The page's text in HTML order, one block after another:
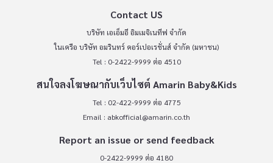
Contact US
บริษัท เอเอ็มอี อิมเมจิเนทีฟ จำกัด
ในเครือ บริษัท อมรินทร์ คอร์เปอเรชั่นส์ จำกัด (มหาชน)
Tel : 0-2422-9999 ต่อ 4510
สนใจลงโฆษณากับเว็บไซต์ Amarin Baby&Kids
Tel : 02-422-9999 ต่อ 4775
Email : abkofficial@amarin.co.th
Report an issue or send feedback
0-2422-9999 ต่อ 4180